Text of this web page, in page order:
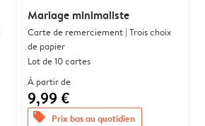
Mariage minimaliste
Carte de remerciement | Trois choix
de papier
Lot de 10 cartes
À partir de
9,99 €
offers Prix bas au quotidien